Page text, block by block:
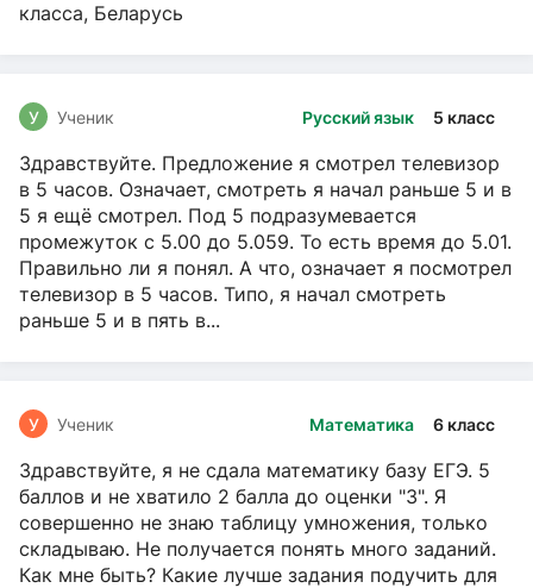
класса, Беларусь
Русский язык 5 класс
У Ученик
Здравствуйте. Предложение я смотрел телевизор
в 5 часов. Означает, смотреть я начал раньше 5 и в
5 я ещё смотрел. Под 5 подразумевается
промежуток с 5.00 до 5.059. То есть время до 5.01.
Правильно ли я понял. А что, означает я посмотрел
телевизор в 5 часов. Типо, я начал смотреть
раньше 5 и в пять в...
Математика 6 класс
У Ученик
Здравствуйте, я не сдала математику базу ЕГЭ. 5
баллов и не хватило 2 балла до оценки "3". Я
совершенно не знаю таблицу умножения, только
складываю. Не получается понять много заданий.
Как мне быть? Какие лучше задания подучить для